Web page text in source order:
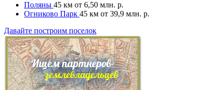
Поляны 45 км от 6,50 млн. р.
Огниково Парк 45 км от 39,9 млн. р.
Давайте построим поселок